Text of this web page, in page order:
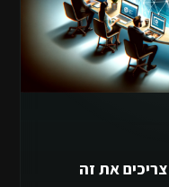
את זה